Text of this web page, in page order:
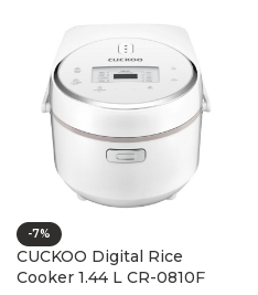
-7%
CUCKOO Digital Rice
Cooker 1.44 L CR-0810F